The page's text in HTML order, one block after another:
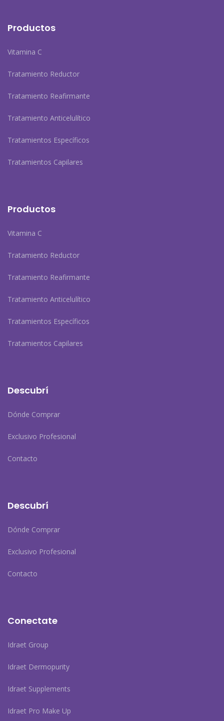
Productos
Vitamina C
Tratamiento Reductor
Tratamiento Reafirmante
Tratamiento Anticelulítico
Tratamientos Específicos
Tratamientos Capilares
Productos
Vitamina C
Tratamiento Reductor
Tratamiento Reafirmante
Tratamiento Anticelulítico
Tratamientos Específicos
Tratamientos Capilares
Descubrí
Dónde Comprar
Exclusivo Profesional
Contacto
Descubrí
Dónde Comprar
Exclusivo Profesional
Contacto
Conectate
Idraet Group
Idraet Dermopurity
Idraet Supplements
Idraet Pro Make Up